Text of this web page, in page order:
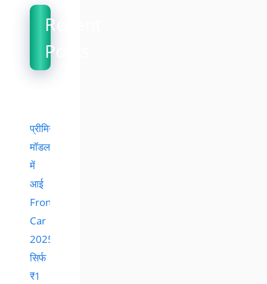
Recent
Posts
प्रीमियम
मॉडल
में
आई
Fronx
Car
2025,
सिर्फ
₹1